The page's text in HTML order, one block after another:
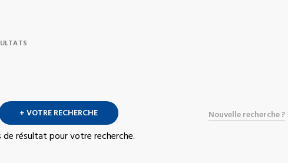
+ VOTRE RECHERCHE Nouvelle recherche ?
de résultat pour votre recherche.